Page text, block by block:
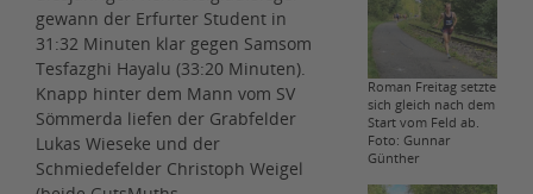
gewann der Erfurter Student in
31:32 Minuten klar gegen Samsom
Tesfazghi Hayalu (33:20 Minuten).
Knapp hinter dem Mann vom SV
Sömmerda liefen der Grabfelder
Lukas Wieseke und der
Schmiedefelder Christoph Weigel
Roman Freitag setzte
sich gleich nach dem
Start vom Feld ab.
Foto: Gunnar
Günther